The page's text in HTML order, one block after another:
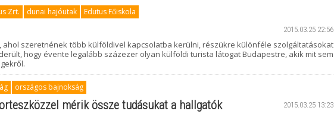
Zrt. dunai hajóutak Edutus Főiskola
2015.03.25 22:56
ahol szeretnének több külföldivel kapcsolatba kerülni, részükre különféle szolgáltatásokat
hogy évente legalább százezer olyan külföldi turista látogat Budapestre, akik mit sem
országos bajnokság
2015.03.25 13:23
mérik össze tudásukat a hallgatók